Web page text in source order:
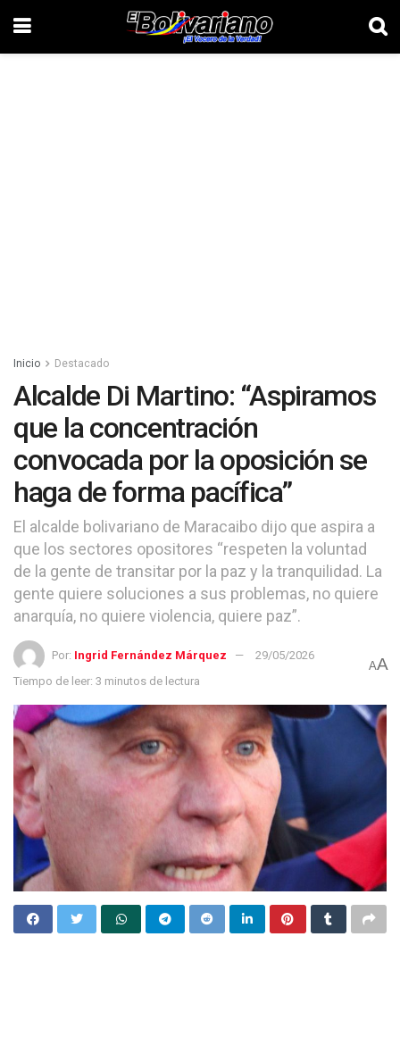
Inicio Destacado
Alcalde Di Martino: “Aspiramos
que la concentración
convocada por la oposición se
haga de forma pacífica”
El alcalde bolivariano de Maracaibo dijo que aspira a
que los sectores opositores “respeten la voluntad
de la gente de transitar por la paz y la tranquilidad. La
gente quiere soluciones a sus problemas, no quiere
anarquía, no quiere violencia, quiere paz”.
Por: Ingrid Fernández Márquez
29/05/2026
Tiempo de leer: 3 minutos de lectura
AA